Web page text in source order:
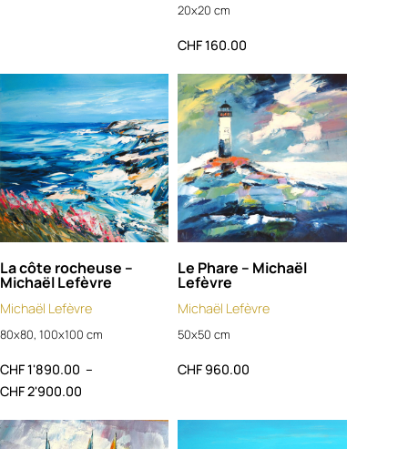
20x20 cm
CHF160.00
La côte rocheuse –
Michaël Lefèvre
Michaël Lefèvre
80x80, 100x100 cm
CHF1'890.00 –
CHF2'900.00
Le Phare – Michaël
Lefèvre
Michaël Lefèvre
50x50 cm
CHF 960.00